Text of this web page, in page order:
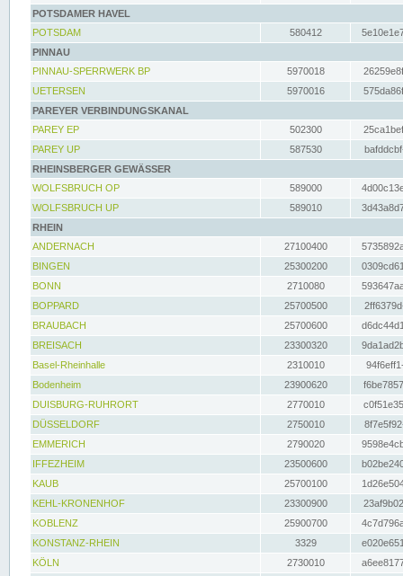
POTSDAMER HAVEL
POTSDAM
580412
PINNAU
PINNAU-SPERRWERK BP
5970018
UETERSEN
5970016
PAREYER VERBINDUNGSKANAL
PAREY EP
502300
PAREY UP
587530
RHEINSBERGER GEWÄSSER
WOLFSBRUCH OP
589000
WOLFSBRUCH UP
589010
RHEIN
ANDERNACH
27100400
BINGEN
25300200
BONN
2710080
BOPPARD
25700500
BRAUBACH
25700600
BREISACH
23300320
Basel-Rheinhalle
2310010
Bodenheim
23900620
DUISBURG-RUHRORT
2770010
DÜSSELDORF
2750010
EMMERICH
2790020
IFFEZHEIM
23500600
KAUB
25700100
KEHL-KRONENHOF
23300900
KOBLENZ
25900700
KONSTANZ-RHEIN
3329
KÖLN
2730010